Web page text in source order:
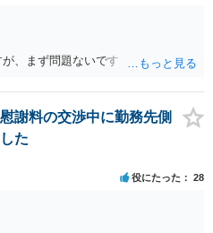
、まず問題ないです
謝料の交渉中に勤務先側
た
役にたった 28